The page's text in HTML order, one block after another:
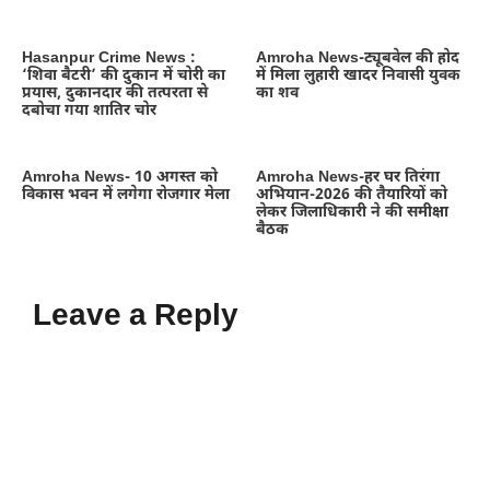
Hasanpur Crime News :
‘शिवा बैटरी’ की दुकान में चोरी का
प्रयास, दुकानदार की तत्परता से
दबोचा गया शातिर चोर
Amroha News-ट्यूबवेल की होद
में मिला लुहारी खादर निवासी युवक
का शव
Amroha News- 10 अगस्त को
विकास भवन में लगेगा रोजगार मेला
Amroha News-हर घर तिरंगा
अभियान-2026 की तैयारियों को
लेकर जिलाधिकारी ने की समीक्षा
बैठक
Leave a Reply